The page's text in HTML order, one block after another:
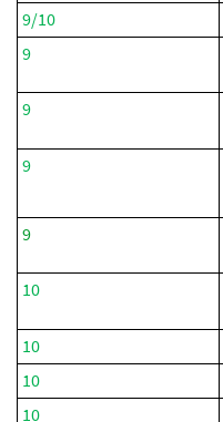
9/10
9
9
9
9
10
10
10
10